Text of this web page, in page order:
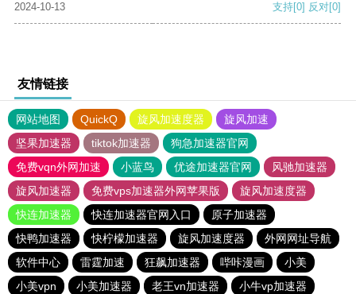
2024-10-13
支持[0] 反对[0]
友情链接
网站地图 QuickQ 旋风加速度器
旋风加速
坚果加速器
tiktok加速器
狗急加速器官网
免费vqn外网加速
小蓝鸟 优途加速器官网
风驰加速器
旋风加速器
免费vps加速器外网苹果版
旋风加速度器
快连加速器
快连加速器官网入口
原子加速器
快鸭加速器
快柠檬加速器 旋风加速度器
外网网址导航
软件中心
雷霆加速 狂飙加速器 哔咔漫画
小美
小美vpn
小美加速器 老王vn加速器
小牛vp加速器